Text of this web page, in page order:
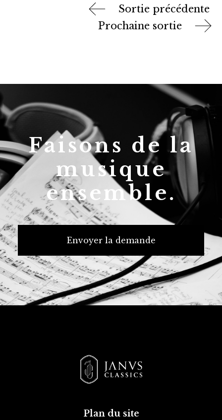
Sortie précédente
Prochaine sortie
Faisons de la
musique
ensemble.
Envoyer la demande
Plan du site